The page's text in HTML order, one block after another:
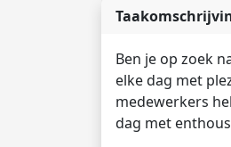
Ben je op zoek
elke dag met
medewerkers
dag met